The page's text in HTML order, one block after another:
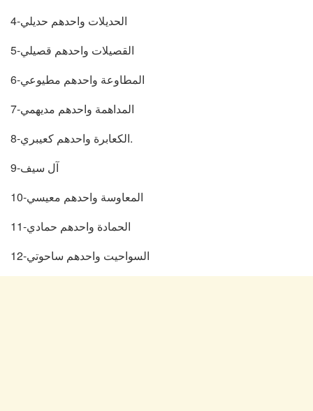
4-الحديلات واحدهم حديلي
5-القصيلات واحدهم قصيلي
6-المطاوعة واحدهم مطيوعي
7-المداهمة واحدهم مديهمي
8-الكعابرة واحدهم كعيبري.
9-آل سيف
10-المعاوسة واحدهم معيسي
11-الحمادة واحدهم حمادي
12-السواحيت واحدهم ساحوتي